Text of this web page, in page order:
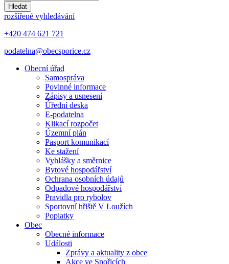
Hledat
rozšířené vyhledávání
+420 474 621 721
podatelna@obecsporice.cz
Obecní úřad
Samospráva
Povinné informace
Zápisy a usnesení
Úřední deska
E-podatelna
Klikací rozpočet
Územní plán
Pasport komunikací
Ke stažení
Vyhlášky a směrnice
Bytové hospodářství
Ochrana osobních údajů
Odpadové hospodářství
Pravidla pro rybolov
Sportovní hřiště V Loužích
Poplatky
Obec
Obecné informace
Události
Zprávy a aktuality z obce
Akce ve Spořicích